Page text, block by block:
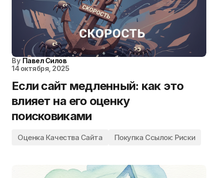
By Павел Силов
14 октября, 2025
Если сайт медленный: как это
влияет на его оценку
поисковиками
Оценка Качества Сайта Покупка Ссылок: Риски